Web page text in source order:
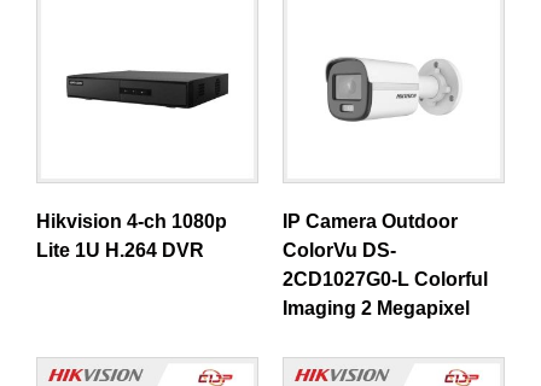
Hikvision 4-ch 1080p
Lite 1U H.264 DVR
IP Camera Outdoor
ColorVu DS-
2CD1027G0-L Colorful
Imaging 2 Megapixel